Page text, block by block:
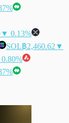
▼ 0.13%
SOL฿2,460.62 ▼